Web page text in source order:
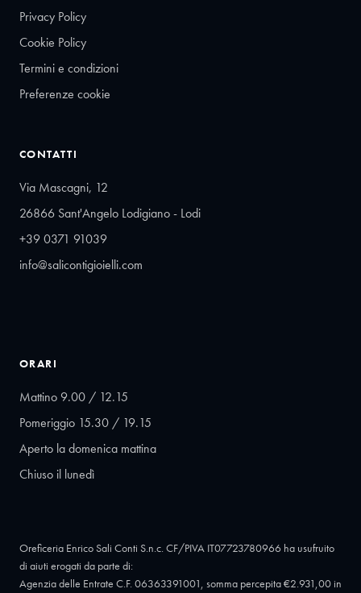
Privacy Policy
Cookie Policy
Termini e condizioni
Preferenze cookie
CONTATTI
Via Mascagni, 12
26866 Sant'Angelo Lodigiano - Lodi
+39 0371 91039
info@salicontigioielli.com
ORARI
Mattino 9.00 / 12.15
Pomeriggio 15.30 / 19.15
Aperto la domenica mattina
Chiuso il lunedì
Oreficeria Enrico Sali Conti S.n.c. CF/PIVA IT07723780966 ha usufruito
di aiuti erogati da parte di:
Agenzia delle Entrate C.F. 06363391001, somma percepita €2.931,00 in